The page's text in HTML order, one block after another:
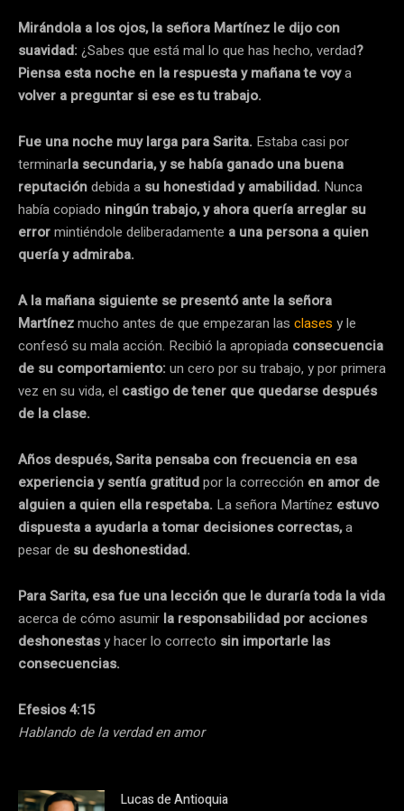
Mirándola a los ojos, la señora Martínez le dijo con
suavidad:¿Sabes que está mal lo que has hecho, verdad?
Piensa esta noche en la respuesta y mañana te voya
volver a preguntar si ese es tu trabajo.
Fue una noche muy larga para Sarita. Estaba casi por
terminarla secundaria, y se había ganado una buena
reputacióndebida a su honestidad y amabilidad. Nunca
había copiado ningún trabajo, y ahora quería arreglar su
errormintiéndole deliberadamente a una persona a quien
quería y admiraba.
A la mañana siguiente se presentó ante la señora
Martínezmucho antes de que empezaran las clases y le
confesó su mala acción. Recibió la apropiada consecuencia
de su comportamiento:un cero por su trabajo, y por primera
vez en su vida, el castigo de tener que quedarse después
de la clase.
Años después, Sarita pensaba con frecuencia en esa
experiencia y sentía gratitudpor la corrección en amor de
alguien a quien ella respetaba. La señora Martínez estuvo
dispuesta a ayudarla a tomar decisiones correctas,a
pesar de su deshonestidad.
Para Sarita, esa fue una lección que le duraría toda la vida
acerca de cómo asumir la responsabilidad por acciones
deshonestasy hacer lo correcto sin importarle las
consecuencias.
Efesios 4:15
Hablando de la verdad en amor
Lucas de Antioquia